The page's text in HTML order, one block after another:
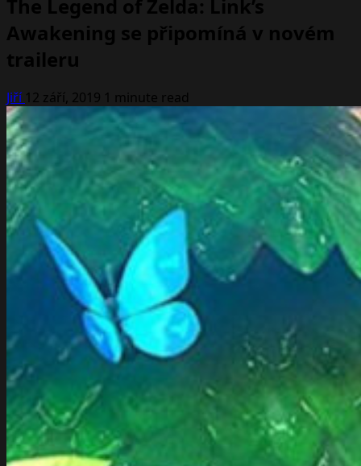
The Legend of Zelda: Link’s
Awakening se připomíná v novém
traileru
Jiří 12 září, 2019 1 minute read